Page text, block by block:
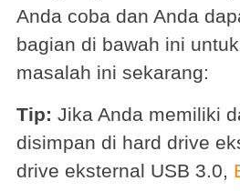
Anda coba dan Anda
bagian di bawah ini
masalah ini sekarang:
Tip: Jika Anda memiliki
disimpan di hard drive
drive eksternal USB 3.0,